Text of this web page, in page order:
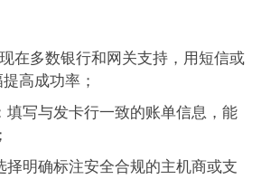
在多数银行和网关支持，用短信或
高成功率；
填写与发卡行一致的账单信息，能
择明确标注安全合规的主机商或支